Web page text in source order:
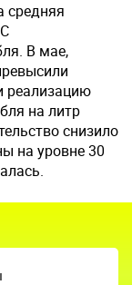
средняя
В мае,
реализацию
на литр
снизило
на уровне 30